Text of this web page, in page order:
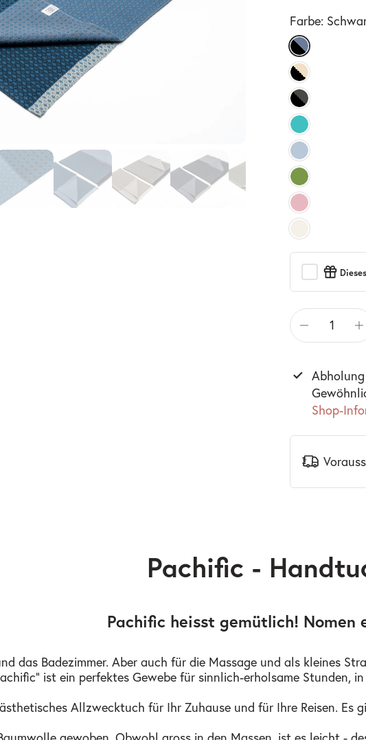
Farbe:
Shop-
Pachific -
Pachific heisst gemütlich! Nomen
das Badezimmer. Aber auch für die Massage und als kleines
ist ein perfektes Gewebe für sinnlich-erholsame Stunden,
Allzwecktuch für Ihr Zuhause und für Ihre Reisen. Es